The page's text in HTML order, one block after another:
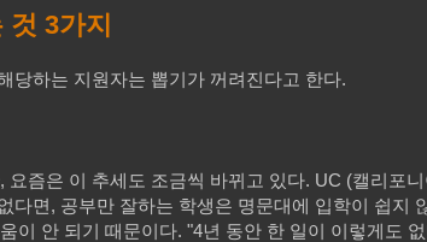
3가지
당하는 지원자는 뽑기가 꺼려진다고 한다.
즘은 이 추세도 조금씩 바뀌고 있다. UC (캘리포
면, 공부만 잘하는 학생은 명문대에 입학이 쉽지
이 안 되기 때문이다. "4년 동안 한 일이 이렇게도